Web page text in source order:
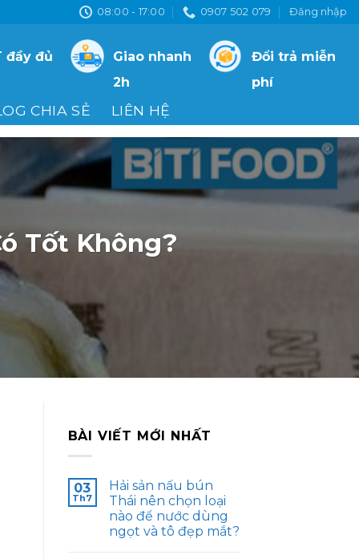
08:00 - 17:00 0907 502 079 Đăng nhập
đầy đủ
Giao nhanh
2h
Đổi trả miễn
phí
CHIA SẺ LIÊN HỆ
Tốt Không?
BÀI VIẾT MỚI NHẤT
03
Th7
Hải sản nấu bún
Thái nên chọn loại
nào để nước dùng
ngọt và tô đẹp mắt?